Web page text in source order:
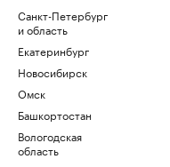
Санкт-Петербург
и область
Екатеринбург
Новосибирск
Омск
Башкортостан
Вологодская
область